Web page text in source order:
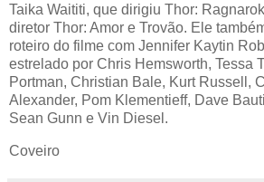
Taika Waititi, que dirigiu Thor:
diretor Thor: Amor e Trovão. Ele
roteiro do filme com Jennifer Kaytin
estrelado por Chris Hemsworth, Tessa
Portman, Christian Bale, Kurt Russell,
Alexander, Pom Klementieff, Dave
Sean Gunn e Vin Diesel.
Coveiro